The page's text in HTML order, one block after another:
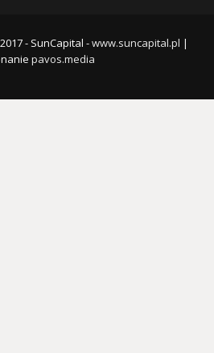
- SunCapital -www.suncapital.pl |
pavos.media